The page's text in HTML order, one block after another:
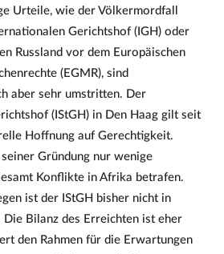
Urteile, wie der Völkermordfall
Gerichtshof (IGH) oder
Russland vor dem Europäischen
(EGMR), sind
aber sehr umstritten. Der
(IStGH) in Den Haag gilt seit
Hoffnung auf Gerechtigkeit.
Gründung nur wenige
Konflikte in Afrika betrafen.
ist der IStGH bisher nicht in
Die Bilanz des Erreichten ist eher
den Rahmen für die Erwartungen